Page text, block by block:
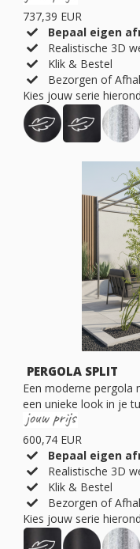
737,39 EUR
Bepaal eigen
Realistische 3D
Klik & Bestel
Bezorgen of
Kies jouw serie
PERGOLA SPLIT
Een moderne pergola
een unieke look in je
600,74 EUR
Bepaal eigen
Realistische 3D
Klik & Bestel
Bezorgen of
Kies jouw serie